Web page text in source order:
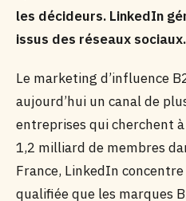
les décideurs. LinkedIn
issus des réseaux sociaux.
Le marketing d’influence
aujourd’hui un canal de
entreprises qui cherchent
1,2 milliard de membres
France, LinkedIn
qualifiée que les marques